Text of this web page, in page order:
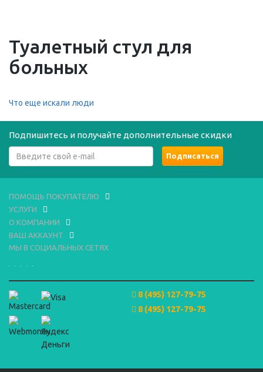
Туалетный стул для
больных
Что еще искали люди
Подпишитесь и получайте дополнительные скидки
ПОМОЩЬ ПОКУПАТЕЛЮ
УСЛУГИ
О КОМПАНИИ
ВАШ АККАУНТ
МЫ В СОЦИАЛЬНЫХ СЕТЯХ
8 (495) 127-79-75
8 (495) 127-79-75